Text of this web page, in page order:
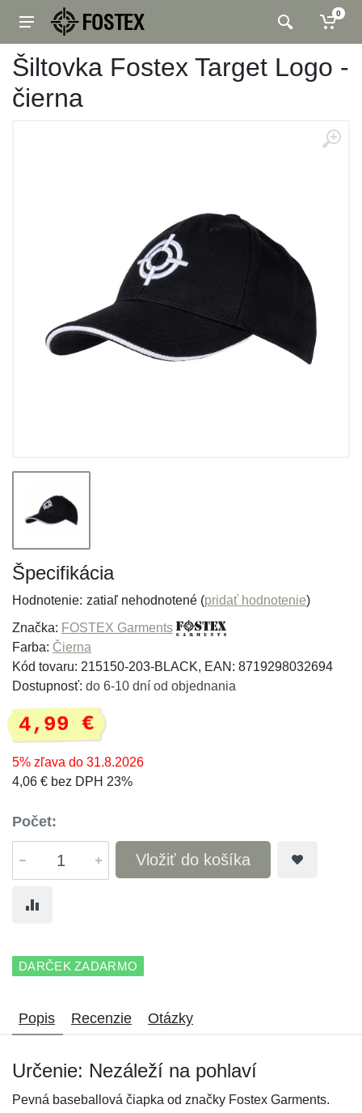
0
Šiltovka Fostex Target Logo -
čierna
Špecifikácia
Hodnotenie: zatiaľ nehodnotené (pridať hodnotenie)
Značka: FOSTEX Garments
Farba: Čierna
Kód tovaru: 215150-203-BLACK, EAN: 8719298032694
Dostupnosť: do 6-10 dní od objednania
4,99 €
5% zľava do 31.8.2026
4,06 € bez DPH 23%
Počet:
Vložiť do košíka
DARČEK ZADARMO
Popis Recenzie Otázky
Určenie: Nezáleží na pohlaví
Pevná baseballová čiapka od značky Fostex Garments.